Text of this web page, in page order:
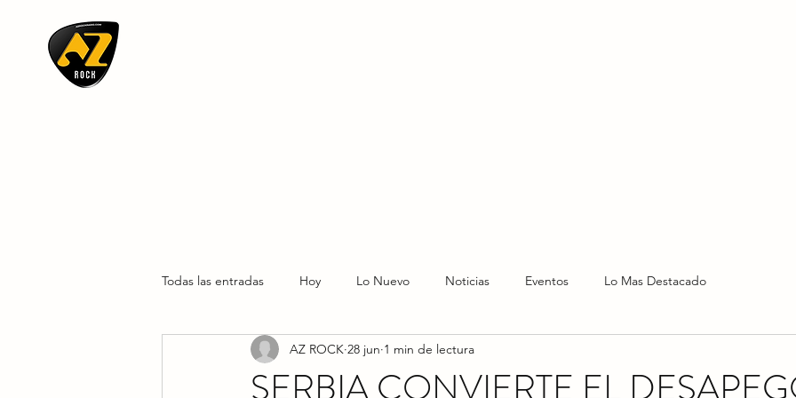
Todas las entradas Hoy Lo Nuevo Noticias Eventos Lo Mas Destacado
SERBIA CONVIERTE EL
AZ ROCK 28 jun 1 min de lectura